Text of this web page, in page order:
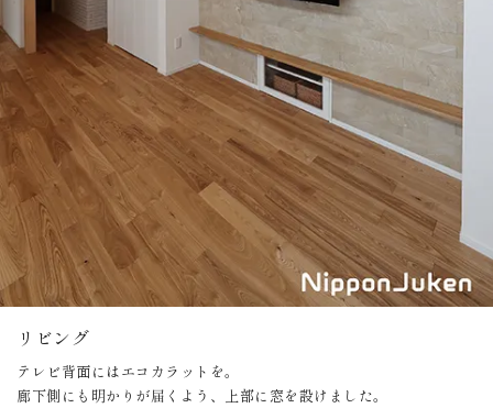
リビング
テレビ背面にはエコカラットを。
廊下側にも明かりが届くよう、上部に窓を設けました。